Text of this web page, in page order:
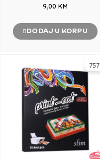
9,00 KM
DODAJ U KORPU
757